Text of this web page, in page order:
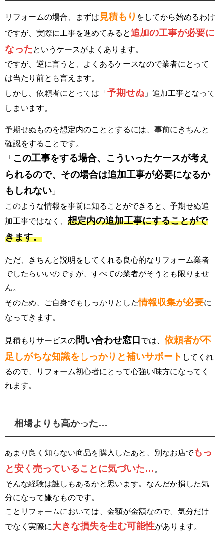
リフォームの場合、まずは 見積もり をしてから始めるわけ
ですが、実際に工事を進めてみると追加の工事が必要に
なった というケースがよくあります。
ですが、逆に言うと、よくあるケースなので業者にとって
は当たり前とも言えます。
しかし、依頼者にとっては「 予期せぬ 」追加工事となって
しまいます。
予期せぬものを想定内のこととするには、事前にきちんと
確認をすることです。
「 この工事をする場合、こういったケースが考え
られるので、その場合は追加工事が必要になるか
もしれない 」
このような情報を事前に知ることができると、予期せぬ追
加工事ではなく、 想定内の追加工事にすることがで
きます。
ただ、きちんと説明をしてくれる良心的なリフォーム業者
でしたらいいのですが、すべての業者がそうとも限りませ
ん。
そのため、ご自身でもしっかりとした情報収集が必要に
なってきます。
見積もりサービスの問い合わせ窓口 では、 依頼者が不
足しがちな知識をしっかりと補いサポート してくれ
るので、リフォーム初心者にとって心強い味方になってく
れます。
相場よりも高かった…
あまり良く知らない商品を購入したあと、別なお店でもっ
と安く売っていることに気づいた…
そんな経験は誰しもあるかと思います。なんだか損した気
分になって嫌なものです。
ことリフォームにおいては、金額が金額なので、気分だけ
でなく実際に大きな損失を生む可能性があります。